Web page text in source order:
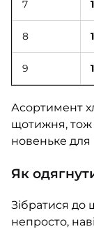
7
8
9
Асортимент
щотижня, тож
новеньке
Як
Зібратися до
непросто,